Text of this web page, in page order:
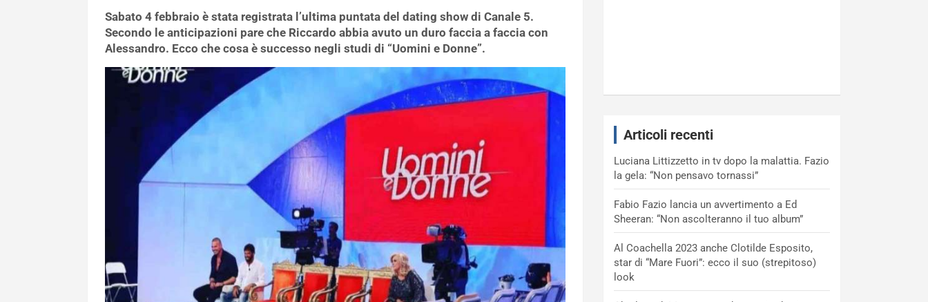
Sabato 4 febbraio è stata registrata l’ultima puntata del dating show di Canale 5.
Secondo le anticipazioni pare che Riccardo abbia avuto un duro faccia a faccia con
Alessandro. Ecco che cosa è successo negli studi di “Uomini e Donne”.
Articoli recenti
Luciana Littizzetto in tv dopo la malattia. Fazio
la gela: “Non pensavo tornassi”
Fabio Fazio lancia un avvertimento a Ed
Sheeran: “Non ascolteranno il tuo album”
Al Coachella 2023 anche Clotilde Esposito,
star di “Mare Fuori”: ecco il suo (strepitoso)
look